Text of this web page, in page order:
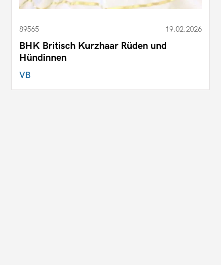
89565 19.02.2026
BHK Britisch Kurzhaar Rüden und
Hündinnen
VB